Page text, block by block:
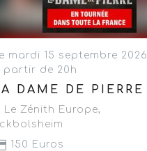
mardi 15 septembre 2026
partir de 20h
DAME DE PIERRE
Le Zénith Europe,
150 Euros